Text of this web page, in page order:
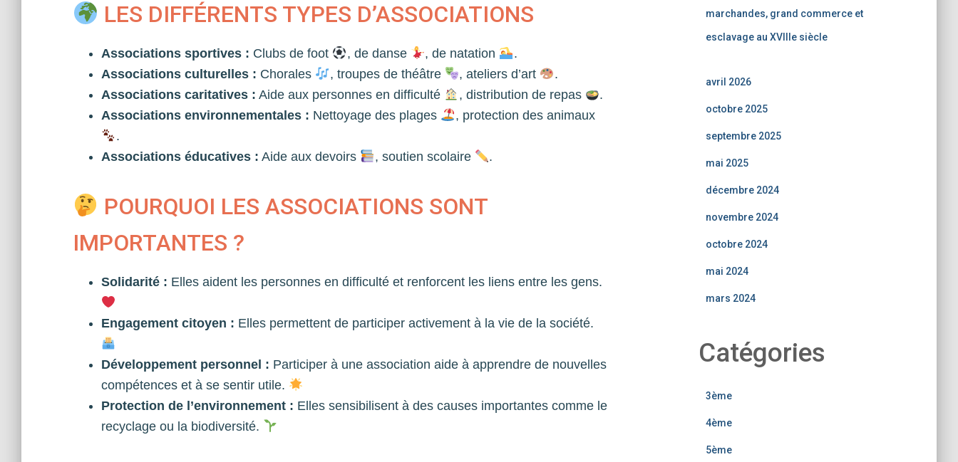
LES DIFFÉRENTS TYPES D’ASSOCIATIONS
Associations sportives : Clubs de foot , de danse , de natation
.
Associations culturelles : Chorales , troupes de théâtre , ateliers d’art
.
Associations caritatives : Aide aux personnes en difficulté , distribution de repas
.
Associations environnementales : Nettoyage des plages
, protection des animaux
.
Associations éducatives : Aide aux devoirs , soutien scolaire .
POURQUOI LES ASSOCIATIONS SONT
IMPORTANTES ?
Solidarité : Elles aident les personnes en difficulté et renforcent les liens entre les gens.
Engagement citoyen : Elles permettent de participer activement à la vie de la société.
Développement personnel : Participer à une association aide à apprendre de nouvelles
compétences et à se sentir utile.
Protection de l’environnement : Elles sensibilisent à des causes importantes comme le
recyclage ou la biodiversité.
marchandes, grand commerce et
esclavage au XVIIIe siècle
avril 2026
octobre 2025
septembre 2025
mai 2025
décembre 2024
novembre 2024
octobre 2024
mai 2024
mars 2024
Catégories
3ème
4ème
5ème